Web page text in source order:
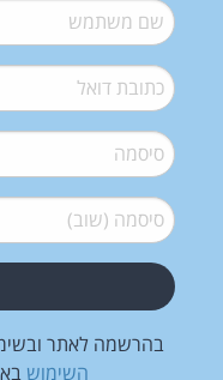
שם משתמש*
דואל*
סיסמה*
סיסמה (שוב)*
בהרשמה לאתר
השימוש